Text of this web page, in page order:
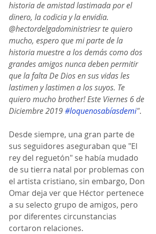
historia de amistad lastimada por el
dinero, la codicia y la envidia.
@hectordelgadoministriesr te quiero
mucho, espero que mi parte de la
historia muestre a los demás como dos
grandes amigos nunca deben permitir
que la falta De Dios en sus vidas les
lastimen y lastimen a los suyos. Te
quiero mucho brother! Este Viernes 6 de
Diciembre 2019 #loquenosabíasdemi".
Desde siempre, una gran parte de
sus seguidores aseguraban que "El
rey del reguetón" se había mudado
de su tierra natal por problemas con
el artista cristiano, sin embargo, Don
Omar deja ver que Héctor pertenece
a su selecto grupo de amigos, pero
por diferentes circunstancias
cortaron relaciones.